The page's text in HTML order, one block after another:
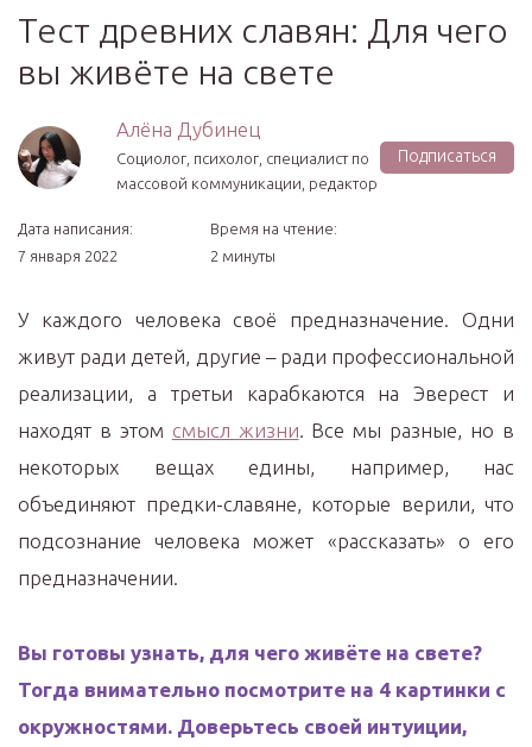
Тест древних славян: Для чего
вы живёте на свете
Алёна Дубинец
Социолог, психолог, специалист по
массовой коммуникации, редактор
Подписаться
Дата написания:
7 января 2022
Время на чтение:
2 минуты
У каждого человека своё предназначение. Одни
живут ради детей, другие – ради профессиональной
реализации, а третьи карабкаются на Эверест и
находят в этом смысл жизни. Все мы разные, но в
некоторых вещах едины, например, нас
объединяют предки-славяне, которые верили, что
подсознание человека может «рассказать» о его
предназначении.
Вы готовы узнать, для чего живёте на свете?
Тогда внимательно посмотрите на 4 картинки с
окружностями. Доверьтесь своей интуиции,